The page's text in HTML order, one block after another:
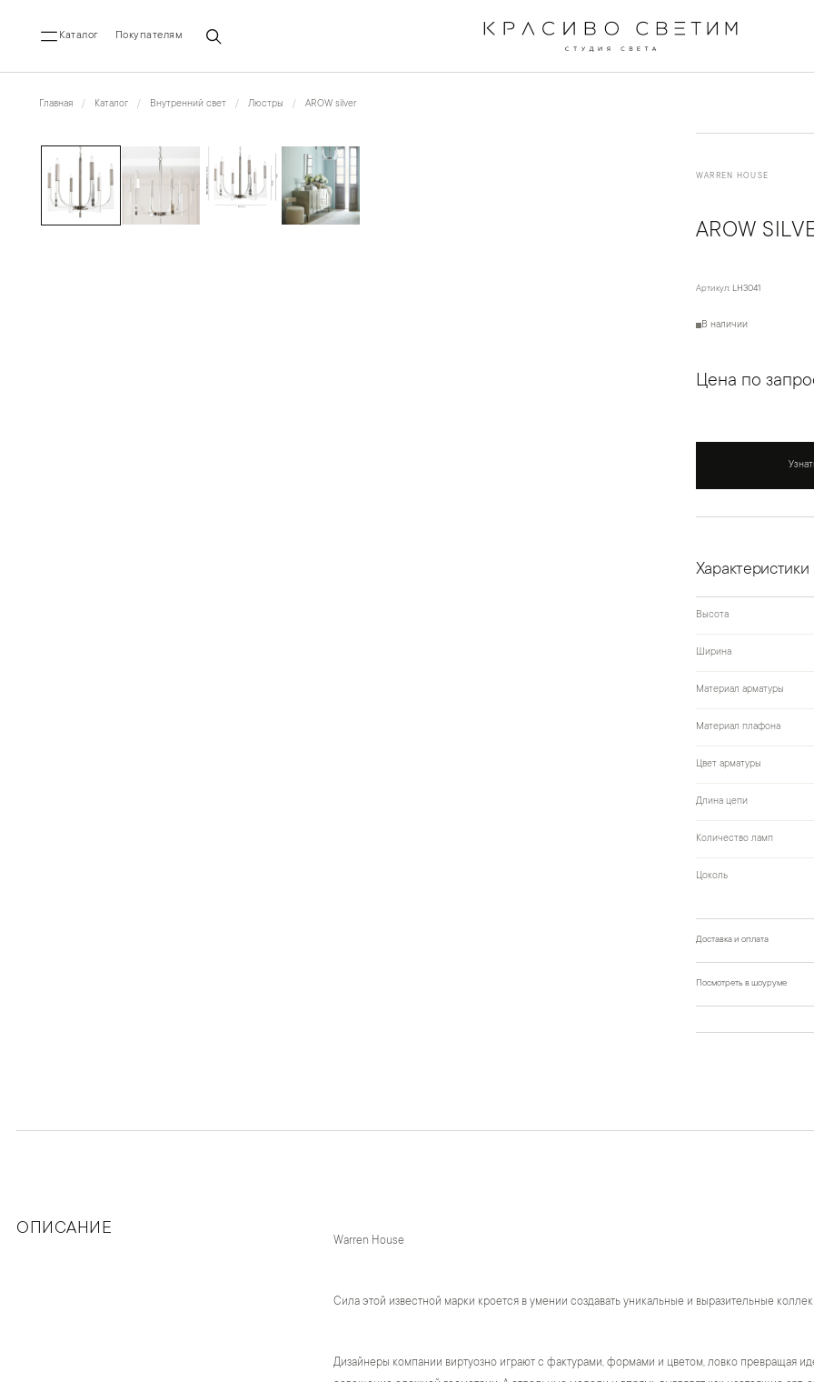
Каталог Покупателям
Главная Каталог Внутренний свет Люстры AROW silver
WARREN HOUSE
AROW
Артикул: LH3041
В наличии
Цена по
Характеристики
Высота
Ширина
Материал арматуры
Материал плафона
Цвет арматуры
Длина цепи
Количество ламп
Цоколь
Доставка и оплата
Посмотреть в шоуруме
ОПИСАНИЕ
Warren House
Сила этой известной марки кроется в умении создавать уникальные и выразительные
Дизайнеры компании виртуозно играют с фактурами, формами и цветом, ловко превращая